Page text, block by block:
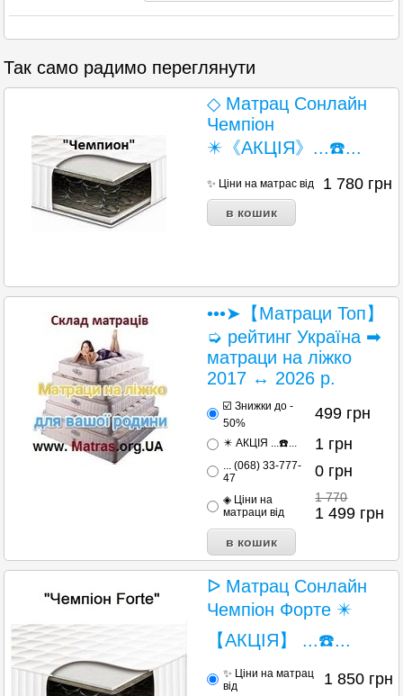
Так само радимо переглянути
◇ Матрац Сонлайн
Чемпіон
✴️《АКЦІЯ》...☎️...
✨ Ціни на матрас від 1 780 грн
•••➤【Матраци Топ】
➭ рейтинг Україна ➡
матраци на ліжко
2017 ↔ 2026 р.
☑️ Знижки до -
50%
499 грн
✴️ АКЦІЯ ...☎️... 1 грн
... (068) 33-777-
47
0 грн
◈ Ціни на
матраци від
1 770
1 499 грн
ᐅ Матрац Сонлайн
Чемпіон Форте ✴️
【АКЦІЯ】 ...☎️...
✨ Ціни на матрац
від
1 850 грн